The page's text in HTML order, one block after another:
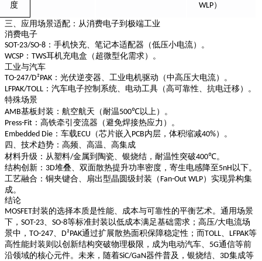
度 WLP）
三、应用场景适配：从消费电子到极端工业
消费电子
SOT-23/SO-8 ：手机快充、笔记本适配器（低压小电流）。
WCSP ： TWS耳机充电盒（超微型化需求）。
工业与汽车
TO-247/D²PAK ：光伏逆变器、工业电机驱动（中高压大电流）。
LFPAK/TOLL ：汽车电子控制系统、电动工具（高可靠性、抗电迁移）。
特殊场景
AMB基板封装 ：航空航天（耐温500℃以上）。
Press-Fit ：高铁牵引变流器（避免焊接热应力）。
Embedded Die ：车载 ECU （芯片嵌入 PCB内层，体积缩减40%）。
四、技术趋势：高频、高温、高集成
材料升级 ：从塑料/金属到陶瓷、银烧结，耐温性突破400℃。
结构创新 ： 3D堆叠、双面散热提升功率密度，寄生电感降至 5nH 以下。
工艺融合 ：铜夹键合、扇出型晶圆级封装（ Fan-Out WLP）实现异构集
成。
结论
MOSFET封装的选择本质是性能、成本与可靠性的平衡艺术。通用场景
下， SOT-23 SO-8等标准封装以低成本满足基础需求；高压/大电流场
景中， TO-247 D²PAK通过扩展散热面积保障稳定性；而TOLL LFPAK等
高性能封装则以创新结构突破物理极限，成为电动汽车、 5G通信等前
沿领域的核心元件。未来，随着SiC/GaN器件普及，银烧结、 3D集成等